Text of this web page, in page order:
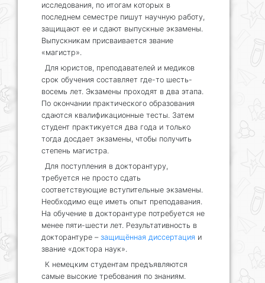
исследования, по итогам которых в
последнем семестре пишут научную работу,
защищают ее и сдают выпускные экзамены.
Выпускникам присваивается звание
«магистр».
Для юристов, преподавателей и медиков
срок обучения составляет где-то шесть-
восемь лет. Экзамены проходят в два этапа.
По окончании практического образования
сдаются квалификационные тесты. Затем
студент практикуется два года и только
тогда досдает экзамены, чтобы получить
степень магистра.
Для поступления в докторантуру,
требуется не просто сдать
соответствующие вступительные экзамены.
Необходимо еще иметь опыт преподавания.
На обучение в докторантуре потребуется не
менее пяти-шести лет. Результативность в
докторантуре – защищённая диссертация и
звание «доктора наук».
К немецким студентам предъявляются
самые высокие требования по знаниям.